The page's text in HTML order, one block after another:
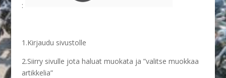
:
1.Kirjaudu sivustolle
2.Siirry sivulle jota haluat muokata ja ”valitse muokkaa
artikkelia”